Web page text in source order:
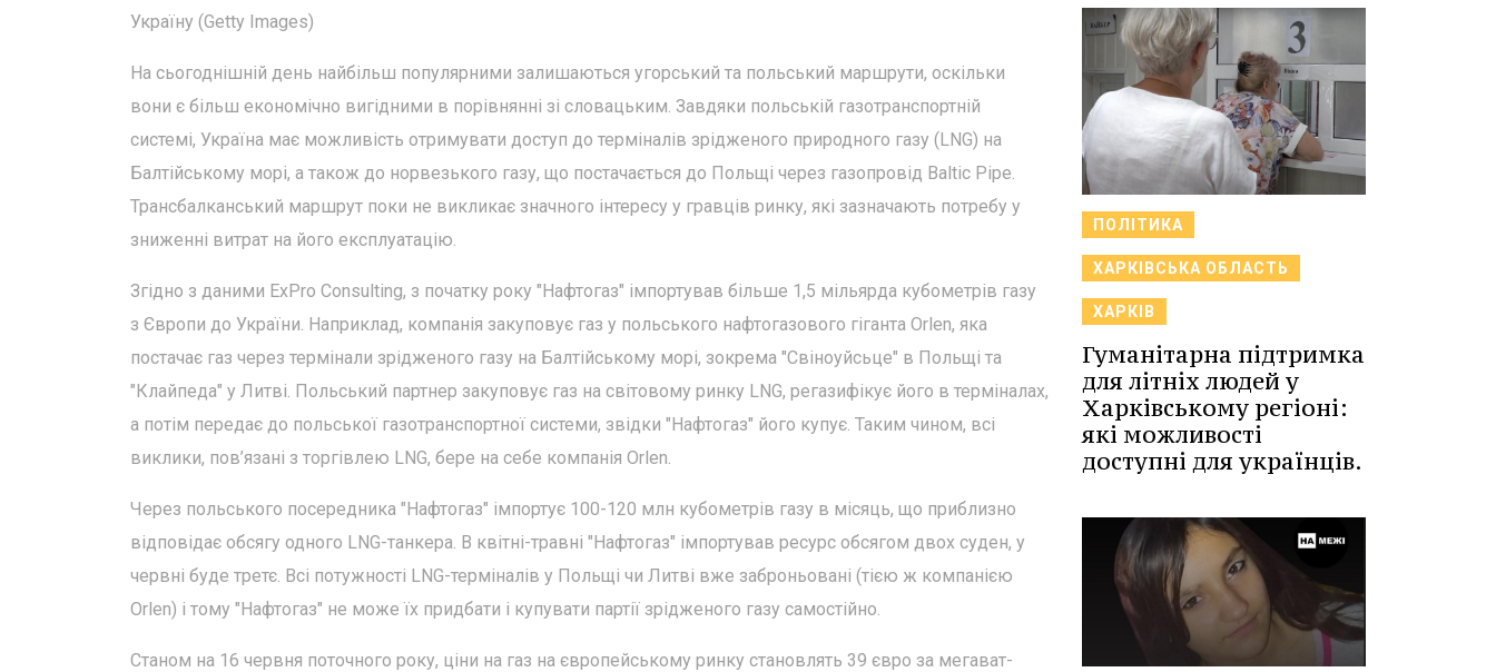
Україну (Getty Images)
На сьогоднішній день найбільш популярними залишаються угорський та польський маршрути, оскільки
вони є більш економічно вигідними в порівнянні зі словацьким. Завдяки польській газотранспортній
системі, Україна має можливість отримувати доступ до терміналів зрідженого природного газу (LNG) на
Балтійському морі, а також до норвезького газу, що постачається до Польщі через газопровід Baltic Pipe.
Трансбалканський маршрут поки не викликає значного інтересу у гравців ринку, які зазначають потребу у
зниженні витрат на його експлуатацію.
Згідно з даними ExPro Consulting, з початку року "Нафтогаз" імпортував більше 1,5 мільярда кубометрів газу
з Європи до України. Наприклад, компанія закуповує газ у польського нафтогазового гіганта Orlen, яка
постачає газ через термінали зрідженого газу на Балтійському морі, зокрема "Свіноуйсьце" в Польщі та
"Клайпеда" у Литві. Польський партнер закуповує газ на світовому ринку LNG, регазифікує його в терміналах,
а потім передає до польської газотранспортної системи, звідки "Нафтогаз" його купує. Таким чином, всі
виклики, пов’язані з торгівлею LNG, бере на себе компанія Orlen.
Через польського посередника "Нафтогаз" імпортує 100-120 млн кубометрів газу в місяць, що приблизно
відповідає обсягу одного LNG-танкера. В квітні-травні "Нафтогаз" імпортував ресурс обсягом двох суден, у
червні буде третє. Всі потужності LNG-терміналів у Польщі чи Литві вже заброньовані (тією ж компанією
Orlen) і тому "Нафтогаз" не може їх придбати і купувати партії зрідженого газу самостійно.
Станом на 16 червня поточного року, ціни на газ на європейському ринку становлять 39 євро за мегават-
ПОЛІТИКА
ХАРКІВСЬКА ОБЛАСТЬ
ХАРКІВ
Гуманітарна підтримка
для літніх людей у
Харківському регіоні:
які можливості
доступні для українців.